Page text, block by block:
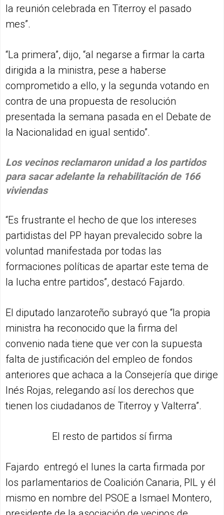
la reunión celebrada en Titerroy el pasado
mes”.
“La primera”, dijo, “al negarse a firmar la carta
dirigida a la ministra, pese a haberse
comprometido a ello, y la segunda votando en
contra de una propuesta de resolución
presentada la semana pasada en el Debate de
la Nacionalidad en igual sentido”.
Los vecinos reclamaron unidad a los partidos
para sacar adelante la rehabilitación de 166
viviendas
“Es frustrante el hecho de que los intereses
partidistas del PP hayan prevalecido sobre la
voluntad manifestada por todas las
formaciones políticas de apartar este tema de
la lucha entre partidos”, destacó Fajardo.
El diputado lanzaroteño subrayó que “la propia
ministra ha reconocido que la firma del
convenio nada tiene que ver con la supuesta
falta de justificación del empleo de fondos
anteriores que achaca a la Consejería que dirige
Inés Rojas, relegando así los derechos que
tienen los ciudadanos de Titerroy y Valterra”.
El resto de partidos sí firma
Fajardo entregó el lunes la carta firmada por
los parlamentarios de Coalición Canaria, PIL y él
mismo en nombre del PSOE a Ismael Montero,